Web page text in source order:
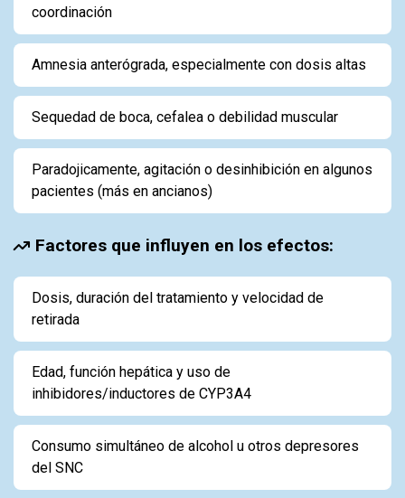
coordinación
Amnesia anterógrada, especialmente con dosis altas
Sequedad de boca, cefalea o debilidad muscular
Paradojicamente, agitación o desinhibición en algunos
pacientes (más en ancianos)
Factores que influyen en los efectos:
Dosis, duración del tratamiento y velocidad de
retirada
Edad, función hepática y uso de
inhibidores/inductores de CYP3A4
Consumo simultáneo de alcohol u otros depresores
del SNC